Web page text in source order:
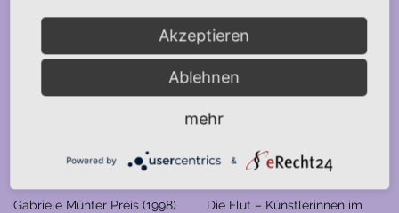
Gabriele Münter Preis (1998) Die Flut – Künstlerinnen im
Akzeptieren
Ablehnen
mehr
Powered by &